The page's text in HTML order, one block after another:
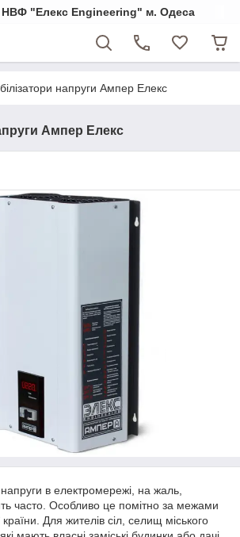
НВФ "Елекс Engineering" м. Одеса
напруги Ампер Елекс
Ампер Елекс
в електромережі, на жаль,
часто. Особливо це помітно за межами
Для жителів сіл, селищ міського